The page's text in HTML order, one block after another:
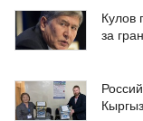
Кулов
за